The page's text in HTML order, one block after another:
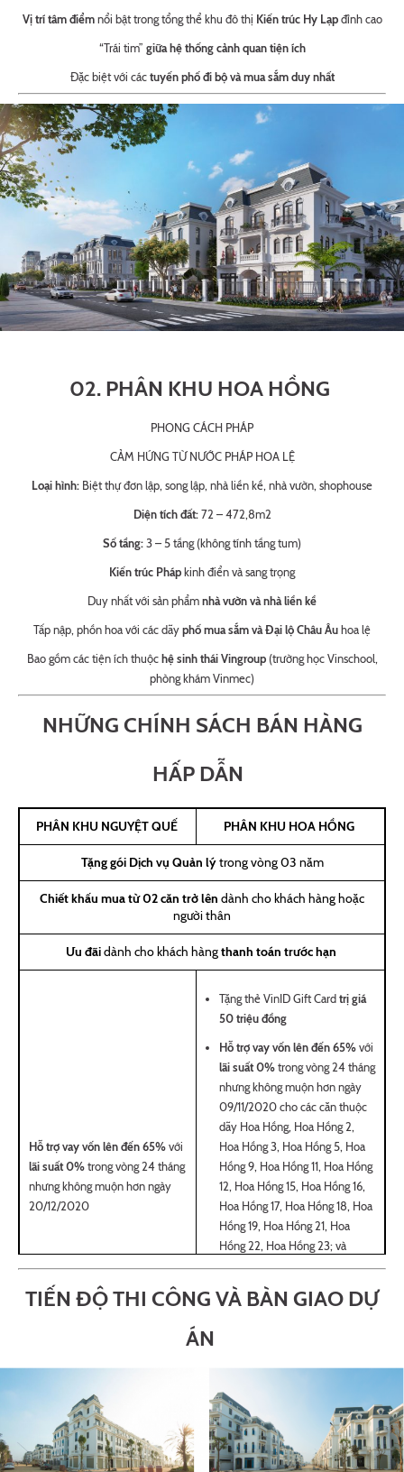
Vị trí tâm điểmnổi bật trong tổng thể khu đô thị Kiến trúc Hy Lạpđỉnh cao
“Trái tim” giữa hệ thống cảnh quan tiện ích
Đặc biệt với cáctuyến phố đi bộ và mua sắm duy nhất
02. PHÂN KHU HOA HỒNG
PHONG CÁCH PHÁP
CẢM HỨNG TỪ NƯỚC PHÁP HOA LỆ
Loại hình: Biệt thự đơn lập, song lập, nhà liền kề, nhà vườn, shophouse
Diện tích đất:72 – 472,8m2
Số tầng:3 – 5 tầng (không tính tầng tum)
Kiến trúc Phápkinh điển và sang trọng
Duy nhất với sản phẩmnhà vườn và nhà liền kề
Tấp nập, phồn hoa với các dãyphố mua sắm và Đại lộ Châu Âuhoa lệ
Bao gồm các tiện ích thuộchệ sinh thái Vingroup(trường học Vinschool,
phòng khám Vinmec)
NHỮNG CHÍNH SÁCH BÁN HÀNG
HẤP DẪN
PHÂN KHU NGUYỆT QUẾ PHÂN KHU HOA HỒNG
Tặng gói Dịch vụ Quản lýtrong vòng 03 năm
Chiết khấu mua từ 02 căn trở lên dành cho khách hàng hoặc
người thân
Ưu đãidành cho khách hàngthanh toán trước hạn
Hỗ trợ vay vốn lên đến 65%với
lãi suất 0%trong vòng 24 tháng
nhưng không muộn hơn ngày
20/12/2020
Tặng thẻ VinID Gift Cardtrị giá
50 triệu đồng
Hỗ trợ vay vốn lên đến 65%với
lãi suất 0%trong vòng 24 tháng
nhưng không muộn hơn ngày
09/11/2020 cho các căn thuộc
dãy Hoa Hồng, Hoa Hồng 2,
Hoa Hồng 3, Hoa Hồng 5, Hoa
Hồng 9, Hoa Hồng 11, Hoa Hồng
12, Hoa Hồng 15, Hoa Hồng 16,
Hoa Hồng 17, Hoa Hồng 18, Hoa
Hồng 19, Hoa Hồng 21, Hoa
Hồng 22, Hoa Hồng 23; và
15/12/2020 cho các căn thuộc
dãy Hoa Hồng 1
TIẾN ĐỘ THI CÔNG VÀ BÀN GIAO DỰ
ÁN